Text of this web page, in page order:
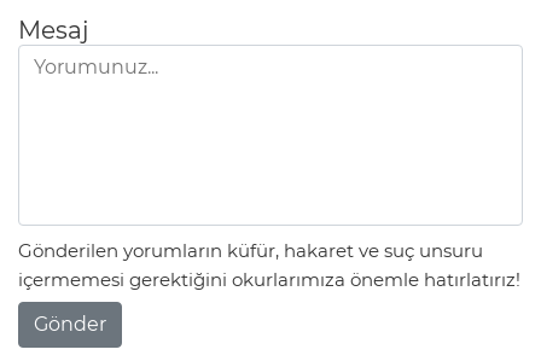
Mesaj
Gönderilen yorumların küfür, hakaret ve suç unsuru
içermemesi gerektiğini okurlarımıza önemle hatırlatırız!
Gönder